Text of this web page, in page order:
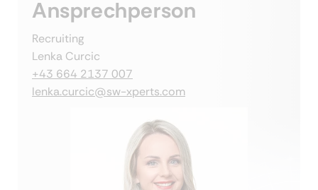
Ansprechperson
Recruiting
Lenka Curcic
+43 664 2137 007
lenka.curcic@sw-xperts.com